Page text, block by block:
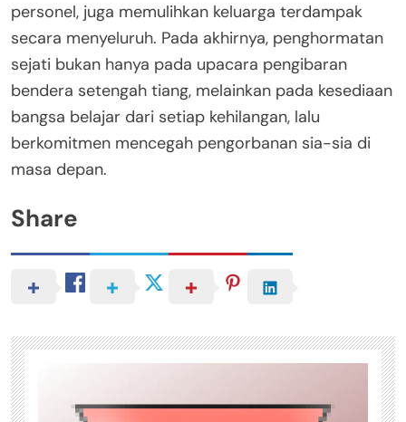
personel, juga memulihkan keluarga terdampak
secara menyeluruh. Pada akhirnya, penghormatan
sejati bukan hanya pada upacara pengibaran
bendera setengah tiang, melainkan pada kesediaan
bangsa belajar dari setiap kehilangan, lalu
berkomitmen mencegah pengorbanan sia-sia di
masa depan.
Share